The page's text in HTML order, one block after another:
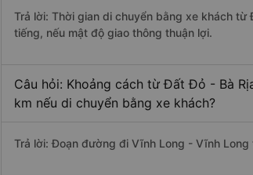
Trả lời: Thời gian di chuyển bằng xe khách
tiếng, nếu mật độ giao thông thuận lợi.
Câu hỏi: Khoảng cách từ Đất Đỏ - Bà
km nếu di chuyển bằng xe khách?
Trả lời: Đoạn đường đi Vĩnh Long - Vĩnh